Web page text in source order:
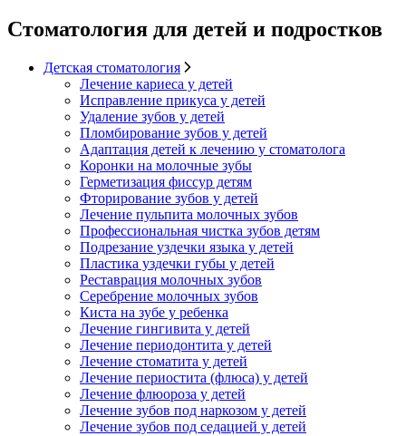
Стоматология для детей и подростков
Детская стоматология
Лечение кариеса у детей
Исправление прикуса у детей
Удаление зубов у детей
Пломбирование зубов у детей
Адаптация детей к лечению у стоматолога
Коронки на молочные зубы
Герметизация фиссур детям
Фторирование зубов у детей
Лечение пульпита молочных зубов
Профессиональная чистка зубов детям
Подрезание уздечки языка у детей
Пластика уздечки губы у детей
Реставрация молочных зубов
Серебрение молочных зубов
Киста на зубе у ребенка
Лечение гингивита у детей
Лечение периодонтита у детей
Лечение стоматита у детей
Лечение периостита (флюса) у детей
Лечение флюороза у детей
Лечение зубов под наркозом у детей
Лечение зубов под седацией у детей